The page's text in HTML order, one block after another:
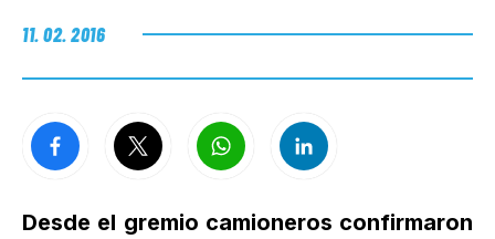
EL LADO «G»
11. 02. 2016
Desde el gremio camioneros confirmaron